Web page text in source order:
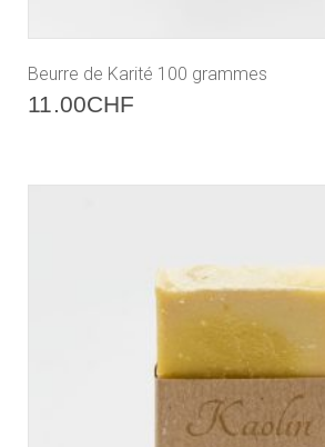
Beurre de Karité 100 grammes
11.00CHF